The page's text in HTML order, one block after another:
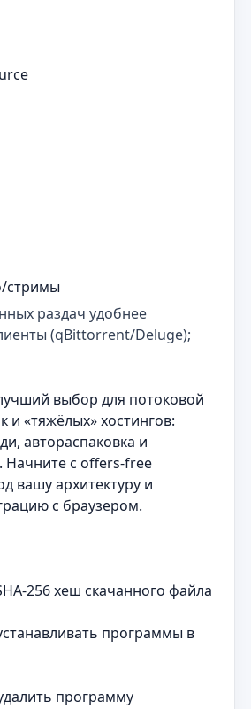
стримы
раздач удобнее
(qBittorrent/Deluge);
выбор для потоковой
и «тяжёлых» хостингов:
автораспаковка и
Начните с offers-free
вашу архитектуру и
с браузером.
256 хеш скачанного файла
программы в
программу